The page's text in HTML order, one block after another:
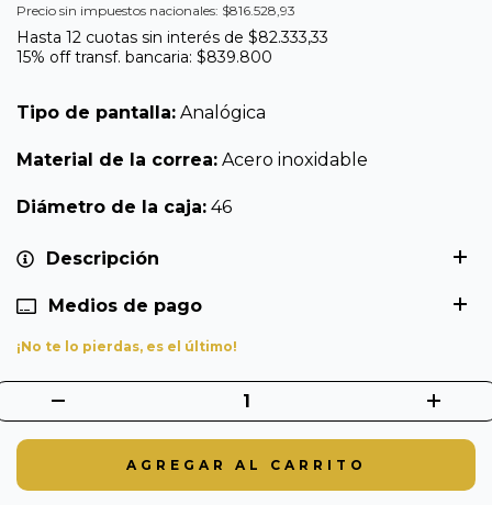
Precio sin impuestos nacionales: $816.528,93
Hasta 12 cuotas sin interés de $82.333,33
15% off transf. bancaria: $839.800
Tipo de pantalla: Analógica
Material de la correa: Acero inoxidable
Diámetro de la caja: 46
Descripción
Medios de pago
¡No te lo pierdas, es el último!